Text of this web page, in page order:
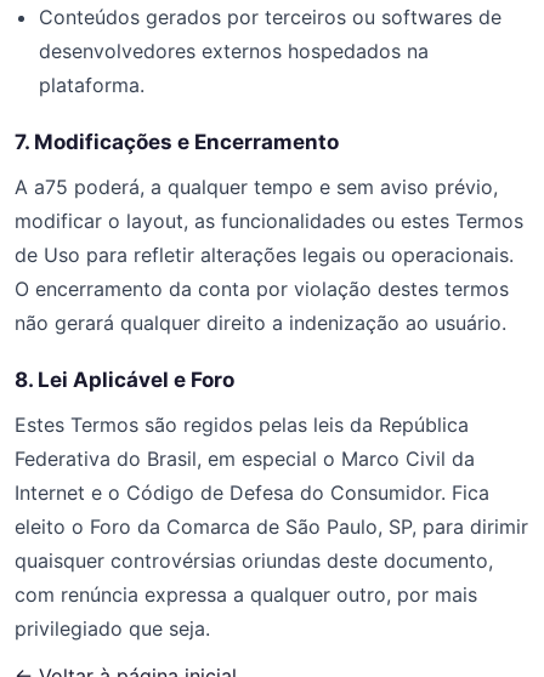
Conteúdos gerados por terceiros ou softwares de
desenvolvedores externos hospedados na
plataforma.
7. Modificações e Encerramento
A a75 poderá, a qualquer tempo e sem aviso prévio,
modificar o layout, as funcionalidades ou estes Termos
de Uso para refletir alterações legais ou operacionais.
O encerramento da conta por violação destes termos
não gerará qualquer direito a indenização ao usuário.
8. Lei Aplicável e Foro
Estes Termos são regidos pelas leis da República
Federativa do Brasil, em especial o Marco Civil da
Internet e o Código de Defesa do Consumidor. Fica
eleito o Foro da Comarca de São Paulo, SP, para dirimir
quaisquer controvérsias oriundas deste documento,
com renúncia expressa a qualquer outro, por mais
privilegiado que seja.